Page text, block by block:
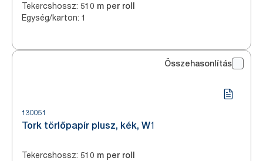
Tekercshossz: 510 m per roll
Egység/karton: 1
Összehasonlítás
130051
Tork törlőpapír plusz, kék, W1
Tekercshossz: 510 m per roll